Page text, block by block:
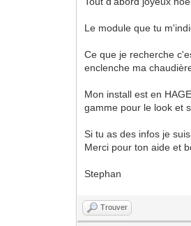
Le module que tu
Ce que je recherche
enclenche ma
Mon install est en
gamme pour le look et
Si tu as des infos je
Merci pour ton aide et
Stephan
Trouver